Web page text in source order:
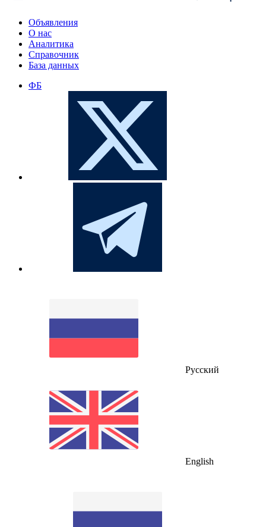
Объявления
О нас
Аналитика
Справочник
База данных
ФБ
Русский
English